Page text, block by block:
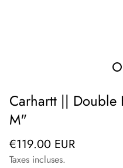
Carhartt || Double
M"
Prix
régulier
€119.00 EUR
Taxes incluses.